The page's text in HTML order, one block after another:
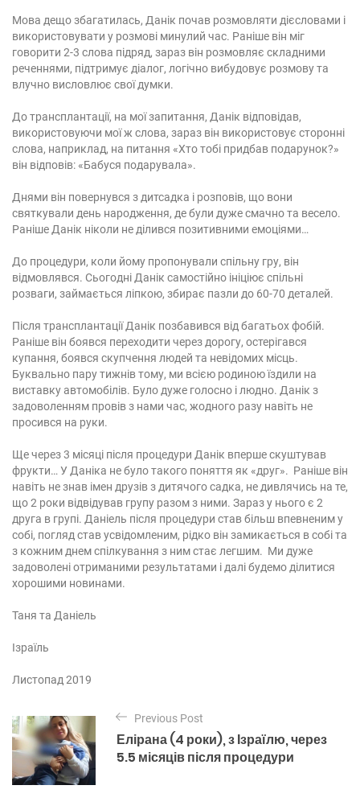
Мова дещо збагатилась, Данік почав розмовляти дієсловами і
використовувати у розмові минулий час. Раніше він міг
говорити 2-3 слова підряд, зараз він розмовляє складними
реченнями, підтримує діалог, логічно вибудовує розмову та
влучно висловлює свої думки.
До трансплантації, на мої запитання, Данік відповідав,
використовуючи мої ж слова, зараз він використовує сторонні
слова, наприклад, на питання «Хто тобі придбав подарунок?»
він відповів: «Бабуся подарувала».
Днями він повернувся з дитсадка і розповів, що вони
святкували день народження, де були дуже смачно та весело.
Раніше Данік ніколи не ділився позитивними емоціями…
До процедури, коли йому пропонували спільну гру, він
відмовлявся. Сьогодні Данік самостійно ініціює спільні
розваги, займається ліпкою, збирає пазли до 60-70 деталей.
Після трансплантації Данік позбавився від багатьох фобій.
Раніше він боявся переходити через дорогу, остерігався
купання, боявся скупчення людей та невідомих місць.
Буквально пару тижнів тому, ми всією родиною їздили на
виставку автомобілів. Було дуже голосно і людно. Данік з
задоволенням провів з нами час, жодного разу навіть не
просився на руки.
Ще через 3 місяці після процедури Данік вперше скуштував
фрукти… У Даніка не було такого поняття як «друг». Раніше він
навіть не знав імен друзів з дитячого садка, не дивлячись на те,
що 2 роки відвідував групу разом з ними. Зараз у нього є 2
друга в групі. Даніель після процедури став більш впевненим у
собі, погляд став усвідомленим, рідко він замикається в собі та
з кожним днем спілкування з ним стає легшим. Ми дуже
задоволені отриманими результатами і далі будемо ділитися
хорошими новинами.
Таня та Даніель
Ізраїль
Листопад 2019
а
в
і
Previous Post
Елірана (4 роки), з Ізраїлю, через
5.5 місяців після процедури